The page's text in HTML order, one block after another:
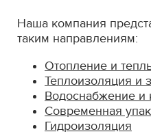
Наша компания
таким направлениям:
Отопление и
Теплоизоляция и
Водоснабжение и
Современная
Гидроизоляция